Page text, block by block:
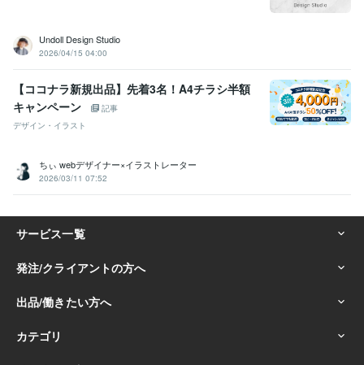
Undoll Design Studio
2026/04/15 04:00
【ココナラ新規出品】先着3名！A4チラシ半額
キャンペーン
記事
デザイン・イラスト
ちぃ webデザイナー×イラストレーター
2026/03/11 07:52